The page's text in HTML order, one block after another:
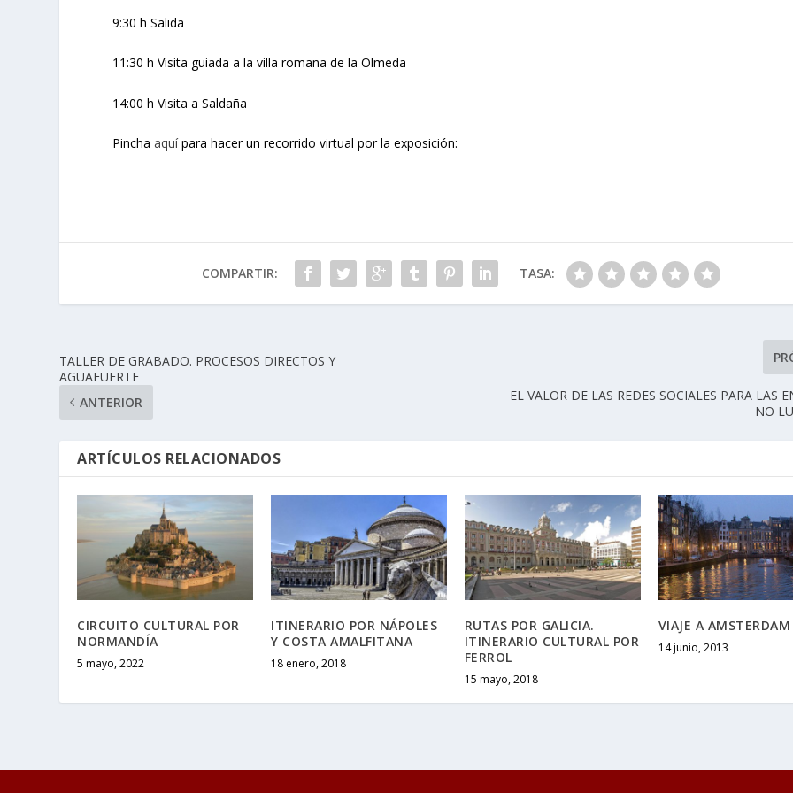
9:30 h Salida
11:30 h Visita guiada a la villa romana de la Olmeda
14:00 h Visita a Saldaña
Pinchaaquípara hacer un recorrido virtual por la exposición:
COMPARTIR: TASA:
TALLER DE GRABADO. PROCESOS DIRECTOS Y
AGUAFUERTE
ANTERIOR
EL VALOR DE LAS REDES SOCIALES PARA LAS
NO
ARTÍCULOS RELACIONADOS
CIRCUITO CULTURAL POR
NORMANDÍA
5 mayo, 2022
ITINERARIO POR NÁPOLES
Y COSTA AMALFITANA
18 enero, 2018
RUTAS POR GALICIA.
ITINERARIO CULTURAL POR
FERROL
15 mayo, 2018
VIAJE A AMSTERDAM
14 junio, 2013